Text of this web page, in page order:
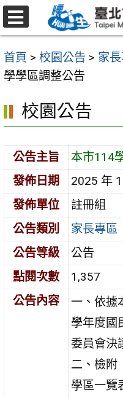
跳
至
要
內
區
首頁 > 校園公告 > 家
學學區調整公告
校園公告
公告主旨
本市114
發佈日期
2025 年
發佈單位
註冊組
公告類別
家長專區
公告等級
公告
點閱次數
1,357
公告內容
一、依據
學年度國
委員會決
二、檢附
學區一覽
選
單